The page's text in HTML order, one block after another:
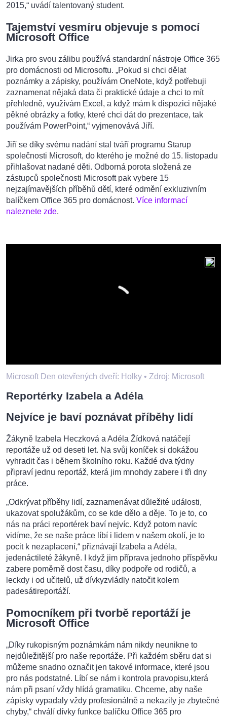
2015,“ uvádí talentovaný student.
Tajemství vesmíru objevuje s pomocí
Microsoft Office
Jirka pro svou zálibu používá standardní nástroje Office 365
pro domácnosti od Microsoftu. „Pokud si chci dělat
poznámky a zápisky, používám OneNote, když potřebuji
zaznamenat nějaká data či praktické údaje a chci to mít
přehledně, využívám Excel, a když mám k dispozici nějaké
pěkné obrázky a fotky, které chci dát do prezentace, tak
používám PowerPoint,“ vyjmenovává Jiří.
Jiří se díky svému nadání stal tváří programu Starup
společnosti Microsoft, do kterého je možné do 15. listopadu
přihlašovat nadané děti. Odborná porota složená ze
zástupců společnosti Microsoft pak vybere 15
nejzajímavějších příběhů dětí, které odmění exkluzivním
balíčkem Office 365 pro domácnost. Více informací
naleznete zde.
Microsoft Den otevřených dveří: Holky • Zdroj: Microsoft
Reportérky Izabela a Adéla
Nejvíce je baví poznávat příběhy lidí
Žákyně Izabela Heczková a Adéla Žídková natáčejí
reportáže už od deseti let. Na svůj koníček si dokážou
vyhradit čas i během školního roku. Každé dva týdny
připraví jednu reportáž, která jim mnohdy zabere i tři dny
práce.
„Odkrývat příběhy lidí, zaznamenávat důležité události,
ukazovat spolužákům, co se kde dělo a děje. To je to, co
nás na práci reportérek baví nejvíc. Když potom navíc
vidíme, že se naše práce líbí i lidem v našem okolí, je to
pocit k nezaplacení,“ přiznávají Izabela a Adéla,
jedenáctileté žákyně. I když jim příprava jednoho příspěvku
zabere poměrně dost času, díky podpoře od rodičů, a
leckdy i od učitelů, už dívkyzvládly natočit kolem
padesátireportáží.
Pomocníkem při tvorbě reportáží je
Microsoft Office
„Díky rukopisným poznámkám nám nikdy neunikne to
nejdůležitější pro naše reportáže. Při každém sběru dat si
můžeme snadno označit jen takové informace, které jsou
pro nás podstatné. Líbí se nám i kontrola pravopisu,která
nám při psaní vždy hlídá gramatiku. Chceme, aby naše
zápisky vypadaly vždy profesionálně a nekazily je zbytečné
chyby,“ chválí dívky funkce balíčku Office 365 pro